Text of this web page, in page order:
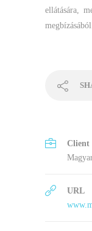
ellátására,
megbízásából.
Client
URL